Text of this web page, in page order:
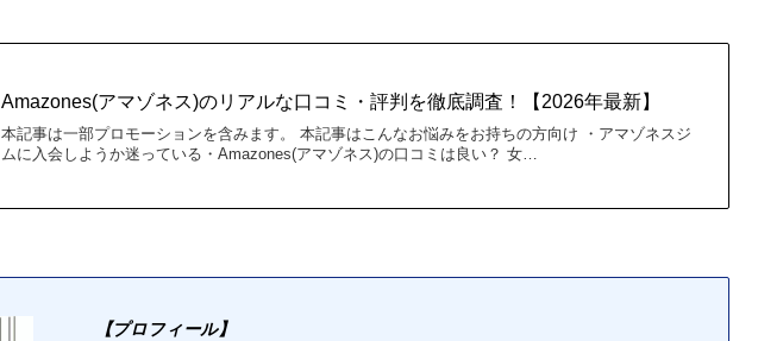
Amazones(アマゾネス)のリアルな口コミ・評判を徹底調査！【2026年最新】
本記事は一部プロモーションを含みます。 本記事はこんなお悩みをお持ちの方向け ・アマゾネスジ
ムに入会しようか迷っている・Amazones(アマゾネス)の口コミは良い？ 女…
【プロフィール】